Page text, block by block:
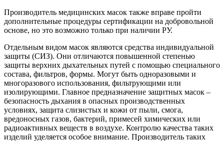
Производитель медицинских масок также вправе пройти
дополнительные процедуры сертификации на добровольной
основе, но это возможно только при наличии РУ.
Отдельным видом масок являются средства индивидуальной
защиты (СИЗ). Они отличаются повышенной степенью
защиты верхних дыхательных путей с помощью специального
состава, фильтров, формы. Могут быть одноразовыми и
многоразового использования, фильтрующими или
изолирующими. Главное предназначение защитных масок –
безопасность дыхания в опасных производственных
условиях, защита слизистых и кожи от пыли, смога,
вредоносных газов, бактерий, примесей химических или
радиоактивных веществ в воздухе. Контролю качества таких
изделий уделяется особое внимание. Производитель таких